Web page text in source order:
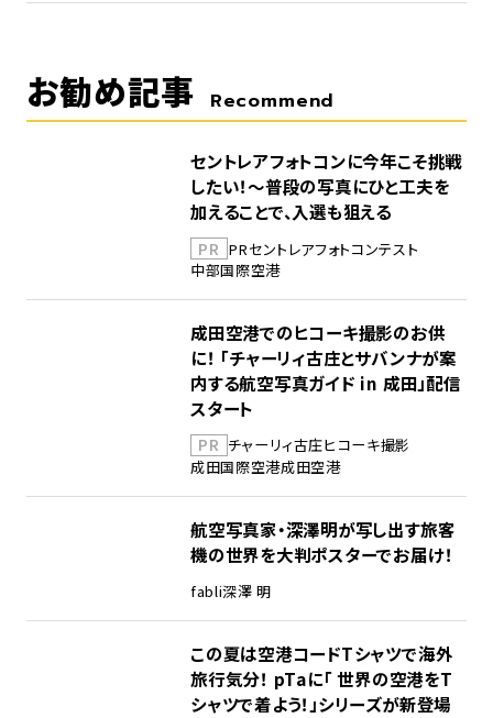
お勧め記事 Recommend
セントレアフォトコンに今年こそ挑戦
したい！～普段の写真にひと工夫を
加えることで、入選も狙える
PR PRセントレアフォトコンテスト
中部国際空港
成田空港でのヒコーキ撮影のお供
に！ 「チャーリィ古庄とサバンナが案
内する航空写真ガイド in 成田」配信
スタート
PR チャーリィ古庄ヒコーキ撮影
成田国際空港成田空港
航空写真家・深澤明が写し出す旅客
機の世界を大判ポスターでお届け！
fabli深澤 明
この夏は空港コードTシャツで海外
旅行気分！ pTaに「 世界の空港をT
シャツで着よう！」シリーズが新登場